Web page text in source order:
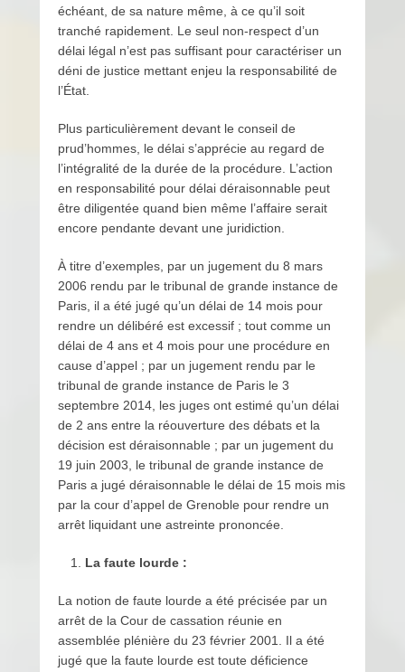
échéant, de sa nature même, à ce qu’il soit
tranché rapidement. Le seul non-respect d’un
délai légal n’est pas suffisant pour caractériser un
déni de justice mettant enjeu la responsabilité de
l’État.
Plus particulièrement devant le conseil de
prud’hommes, le délai s’apprécie au regard de
l’intégralité de la durée de la procédure. L’action
en responsabilité pour délai déraisonnable peut
être diligentée quand bien même l’affaire serait
encore pendante devant une juridiction.
À titre d’exemples, par un jugement du 8 mars
2006 rendu par le tribunal de grande instance de
Paris, il a été jugé qu’un délai de 14 mois pour
rendre un délibéré est excessif ; tout comme un
délai de 4 ans et 4 mois pour une procédure en
cause d’appel ; par un jugement rendu par le
tribunal de grande instance de Paris le 3
septembre 2014, les juges ont estimé qu’un délai
de 2 ans entre la réouverture des débats et la
décision est déraisonnable ; par un jugement du
19 juin 2003, le tribunal de grande instance de
Paris a jugé déraisonnable le délai de 15 mois mis
par la cour d’appel de Grenoble pour rendre un
arrêt liquidant une astreinte prononcée.
La faute lourde :
La notion de faute lourde a été précisée par un
arrêt de la Cour de cassation réunie en
assemblée plénière du 23 février 2001. Il a été
jugé que la faute lourde est toute déficience